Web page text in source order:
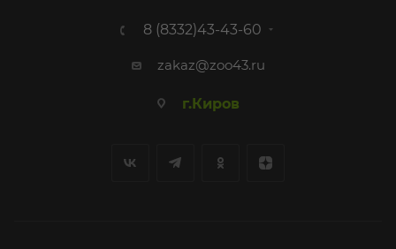
8 (8332)43-43-60
zakaz@zoo43.ru
г.Киров